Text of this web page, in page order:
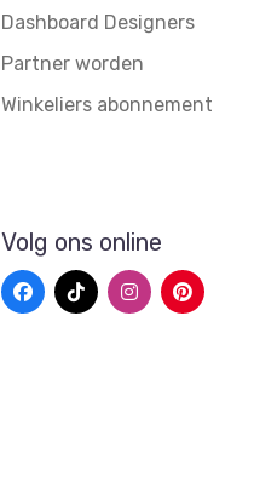
Dashboard Designers
Partner worden
Winkeliers abonnement
Volg ons online